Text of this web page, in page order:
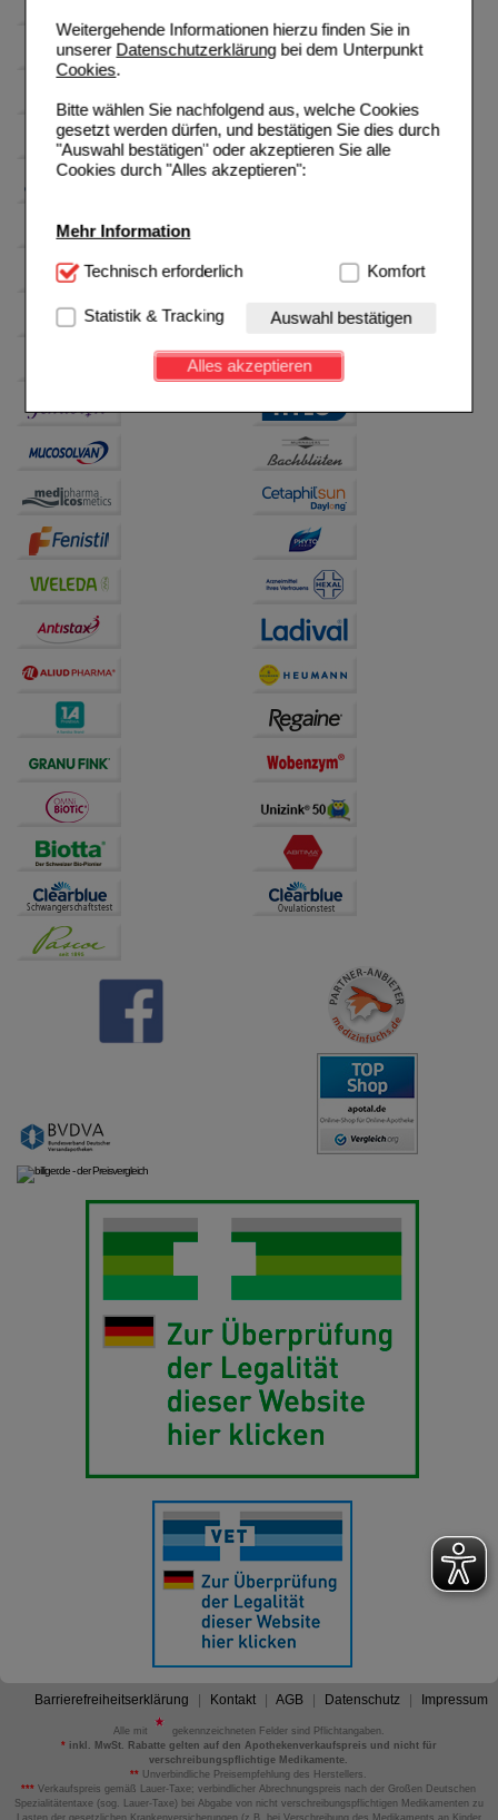
Weitergehende Informationen hierzu finden Sie in
unserer Datenschutzerklärungbei dem Unterpunkt
Cookies.
Bitte wählen Sie nachfolgend aus, welche Cookies
gesetzt werden dürfen, und bestätigen Sie dies durch
"Auswahl bestätigen" oder akzeptieren Sie alle
Cookies durch "Alles akzeptieren":
Mehr Information
Technisch Notwendig:Hierbei handelt es sich um
Website notwendig sind (z.B. Navigation, Warenkorb,
Kundenkonto), weshalb auf diese nicht verzichtet
werden kann.
Einkaufserlebnis noch ansprechender zu gestalten,
Besuchers oder unsere Seite an bevorzugte
Verhaltensweisen (z.B. Spracheinstellung)
anzupassen. Komfort-Cookies ermöglichen es uns
auch auf Ihre Bedürfnisse zugeschrittene Inhalte
anzuzeigen und unser Partnerprogramm zu
betreiben.
Statistik & Tracking:
Hierüber lassen sich
Informationen über die Art und Weise der Nutzung
unserer Website sammeln, mit deren Hilfe wir unsere
auf unserer Website aber auch die Werbung auf
Drittseiten möglichst relevant für Sie zu gestalten.
Bitte beachten Sie, dass Daten hierfür teilweise an
Dritte wie z.B. Google oder soziale Medien
Technisch erforderlich Komfort
Statistik & Tracking Auswahl bestätigen
Alles akzeptieren
Barrierefreiheitserklärung Kontakt AGB Datenschutz Impressum
Alle mit
gekennzeichneten Felder sind Pflichtangaben.
*inkl. MwSt. Rabatte gelten auf den Apothekenverkaufspreis und nicht für
verschreibungspflichtige Medikamente.
** Unverbindliche Preisempfehlung des Herstellers.
*** Verkaufspreis gemäß Lauer-Taxe; verbindlicher Abrechnungspreis nach der Großen Deutschen
Spezialitätentaxe (sog. Lauer-Taxe) bei Abgabe von nicht verschreibungspflichtigen Medikamenten zu
Lasten der gesetzlichen Krankenversicherungen (z.B. bei Verschreibung des Medikaments an Kinder